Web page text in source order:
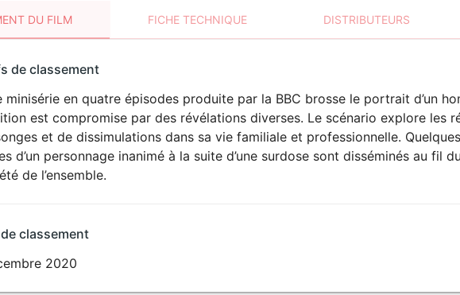
DU FILM FICHE TECHNIQUE DISTRIBUTEURS
de classement
minisérie en quatre épisodes produite par la BBC brosse le portrait d’un
est compromise par des révélations diverses. Le scénario explore les
et de dissimulations dans sa vie familiale et professionnelle.
d’un personnage inanimé à la suite d’une surdose sont disséminés au fil
de l’ensemble.
classement
2020